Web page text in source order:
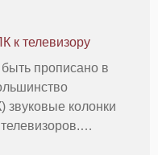
доступны
к телевизору
прописано в
звуковые колонки